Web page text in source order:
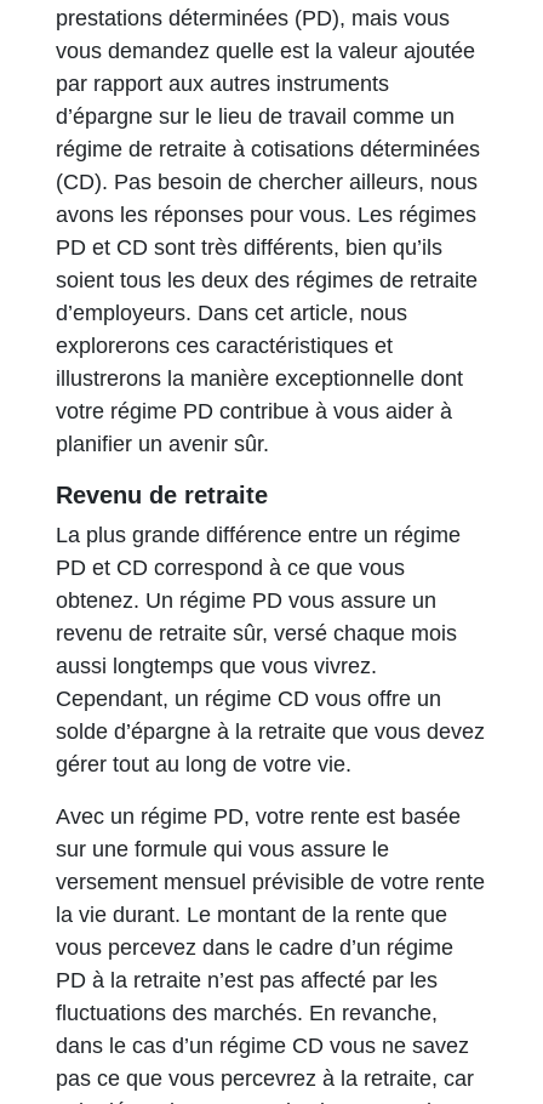
prestations déterminées (PD), mais vous
vous demandez quelle est la valeur ajoutée
par rapport aux autres instruments
d’épargne sur le lieu de travail comme un
régime de retraite à cotisations déterminées
(CD). Pas besoin de chercher ailleurs, nous
avons les réponses pour vous. Les régimes
PD et CD sont très différents, bien qu’ils
soient tous les deux des régimes de retraite
d’employeurs. Dans cet article, nous
explorerons ces caractéristiques et
illustrerons la manière exceptionnelle dont
votre régime PD contribue à vous aider à
planifier un avenir sûr.
Revenu de retraite
La plus grande différence entre un régime
PD et CD correspond à ce que vous
obtenez. Un régime PD vous assure un
revenu de retraite sûr, versé chaque mois
aussi longtemps que vous vivrez.
Cependant, un régime CD vous offre un
solde d’épargne à la retraite que vous devez
gérer tout au long de votre vie.
Avec un régime PD, votre rente est basée
sur une formule qui vous assure le
versement mensuel prévisible de votre rente
la vie durant. Le montant de la rente que
vous percevez dans le cadre d’un régime
PD à la retraite n’est pas affecté par les
fluctuations des marchés. En revanche,
dans le cas d’un régime CD vous ne savez
pas ce que vous percevrez à la retraite, car